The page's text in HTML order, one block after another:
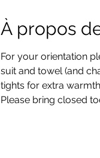
À propos
For your orientation
suit and towel (and
tights for extra
Please bring closed